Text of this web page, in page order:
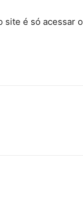
site é só acessar o